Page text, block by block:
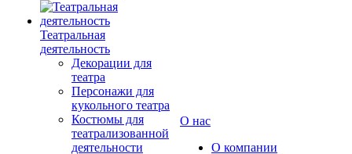
Театральная
деятельность
Декорации для
театра
Персонажи для
кукольного театра
Костюмы для
театрализованной
деятельности
О нас
О компании